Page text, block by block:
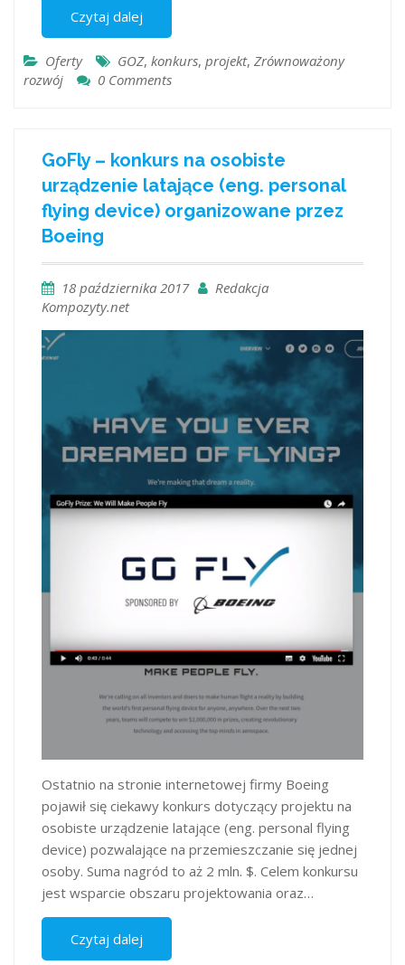
Czytaj dalej
Oferty GOZ, konkurs, projekt, Zrównoważony
rozwój
0 Comments
GoFly – konkurs na osobiste
urządzenie latające (eng. personal
flying device) organizowane przez
Boeing
18 października 2017
Redakcja
Kompozyty.net
Ostatnio na stronie internetowej firmy Boeing
pojawił się ciekawy konkurs dotyczący projektu na
osobiste urządzenie latające (eng. personal flying
device) pozwalające na przemieszczanie się jednej
osoby. Suma nagród to aż 2 mln. $. Celem konkursu
jest wsparcie obszaru projektowania oraz…
Czytaj dalej